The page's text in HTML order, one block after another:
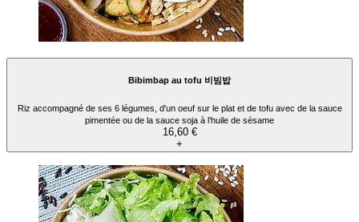
Bibimbap au tofu 비빔밥
Riz accompagné de ses 6 légumes, d'un oeuf sur le plat et de tofu avec de la sauce
pimentée ou de la sauce soja à l’huile de sésame
16,60 €
+